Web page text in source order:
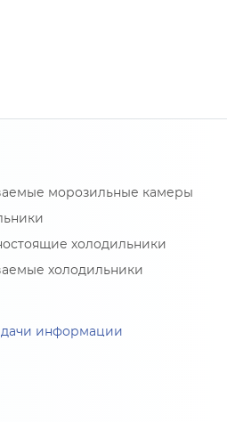
морозильные камеры
холодильники
холодильники
информации